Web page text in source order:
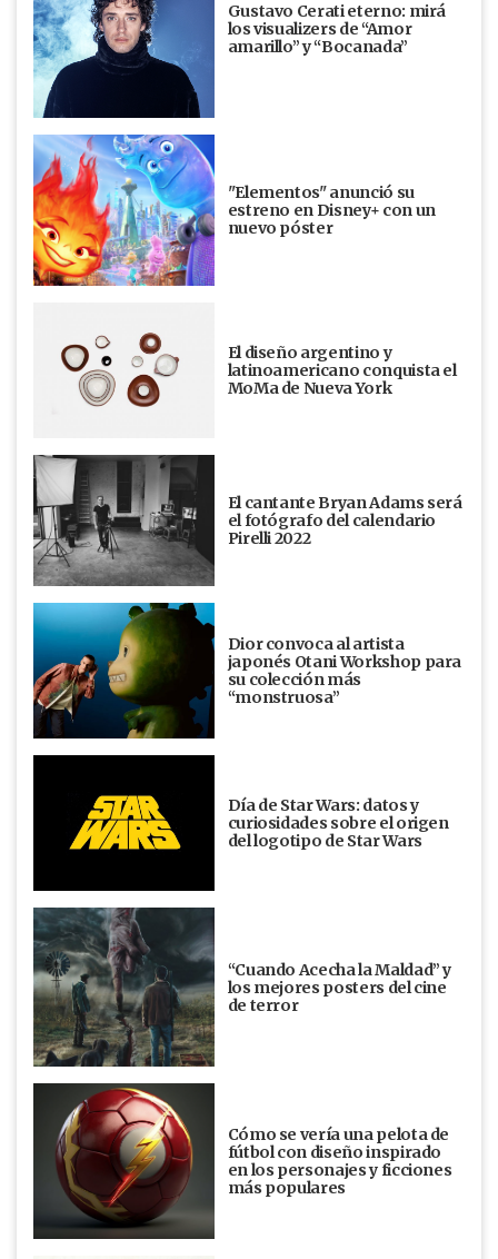
Gustavo Cerati eterno: mirá
los visualizers de “Amor
amarillo” y “Bocanada”
"Elementos" anunció su
estreno en Disney+ con un
nuevo póster
El diseño argentino y
latinoamericano conquista el
MoMa de Nueva York
El cantante Bryan Adams será
el fotógrafo del calendario
Pirelli 2022
Dior convoca al artista
japonés Otani Workshop para
su colección más
“monstruosa”
Día de Star Wars: datos y
curiosidades sobre el origen
del logotipo de Star Wars
“Cuando Acecha la Maldad” y
los mejores posters del cine
de terror
Cómo se vería una pelota de
fútbol con diseño inspirado
en los personajes y ficciones
más populares